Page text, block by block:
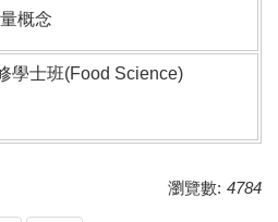
概念
學士班(Food Science)
瀏覽數: 4784